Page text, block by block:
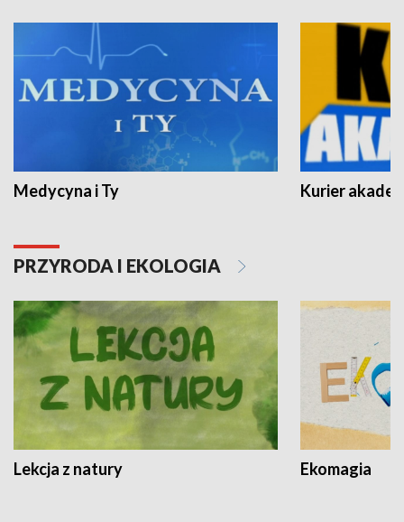
Medycyna i Ty Kurier
PRZYRODA I EKOLOGIA
Lekcja z natury Ekomagia